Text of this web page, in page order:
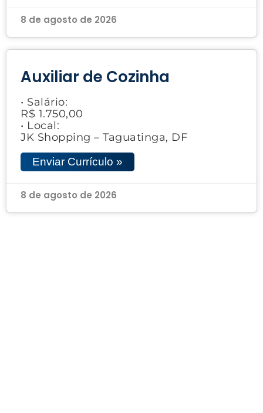
8 de agosto de 2026
Auxiliar de Cozinha
• Salário:
R$ 1.750,00
• Local:
JK Shopping – Taguatinga, DF
Enviar Currículo »
8 de agosto de 2026